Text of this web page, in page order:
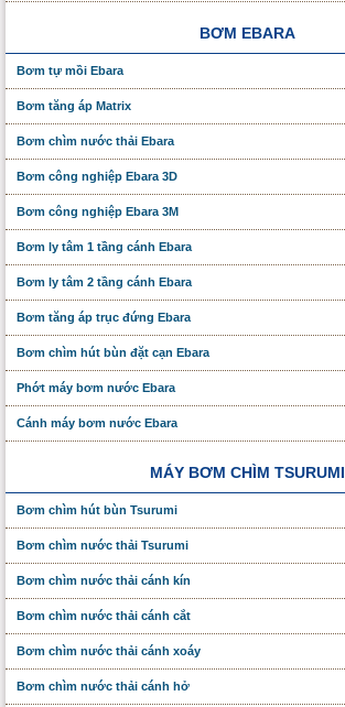
BƠM EBARA
Bơm tự mồi Ebara
Bơm tăng áp Matrix
Bơm chìm nước thải Ebara
Bơm công nghiệp Ebara 3D
Bơm công nghiệp Ebara 3M
Bơm ly tâm 1 tầng cánh Ebara
Bơm ly tâm 2 tầng cánh Ebara
Bơm tăng áp trục đứng Ebara
Bơm chìm hút bùn đặt cạn Ebara
Phớt máy bơm nước Ebara
Cánh máy bơm nước Ebara
MÁY BƠM CHÌM TSURUMI
Bơm chìm hút bùn Tsurumi
Bơm chìm nước thải Tsurumi
Bơm chìm nước thải cánh kín
Bơm chìm nước thải cánh cắt
Bơm chìm nước thải cánh xoáy
Bơm chìm nước thải cánh hở